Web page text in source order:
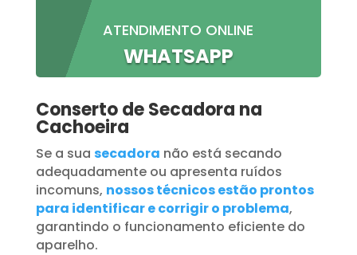
ATENDIMENTO ONLINE
WHATSAPP
Conserto de Secadora na
Cachoeira
Se a sua secadora não está secando
adequadamente ou apresenta ruídos
incomuns, nossos técnicos estão prontos
para identificar e corrigir o problema,
garantindo o funcionamento eficiente do
aparelho.